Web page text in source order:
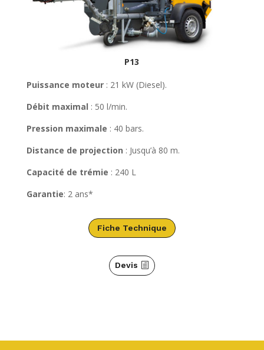
P13
Puissance moteur : 21 kW (Diesel).
Débit maximal : 50 l/min.
Pression maximale : 40 bars.
Distance de projection : Jusqu’à 80 m.
Capacité de trémie : 240 L
Garantie: 2 ans*
Fiche Technique
Devis